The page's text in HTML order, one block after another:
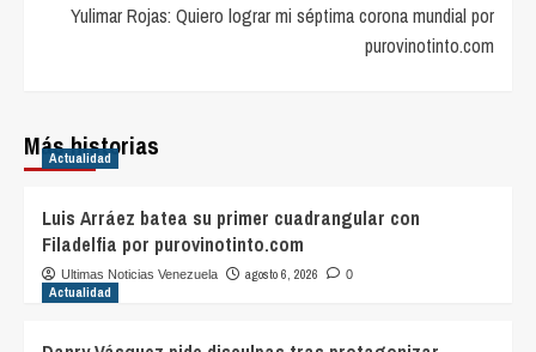
Yulimar Rojas: Quiero lograr mi séptima corona mundial por
purovinotinto.com
Más historias
Actualidad
Luis Arráez batea su primer cuadrangular con
Filadelfia por purovinotinto.com
Ultimas Noticias Venezuela agosto 6, 2026 0
Actualidad